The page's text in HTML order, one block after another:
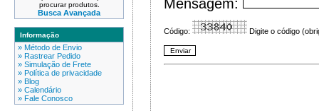
procurar produtos.
Busca Avançada
Informação
» Método de Envio
» Rastrear Pedido
» Simulação de Frete
» Política de privacidade
» Blog
» Calendário
» Fale Conosco
Mensagem:
Código: Digite o código